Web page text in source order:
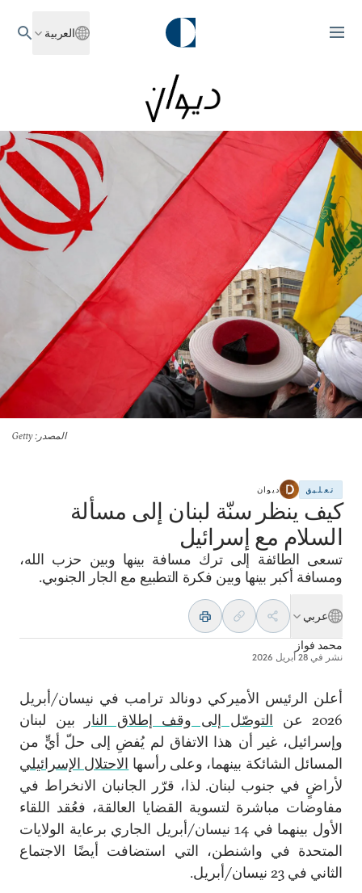
العربية
المصدر : Getty
تعليق ديوان
كيف ينظر سنّة لبنان إلى مسألة
السلام مع إسرائيل
تسعى الطائفة إلى ترك مسافة بينها وبين حزب الله،
ومسافة أكبر بينها وبين فكرة التطبيع مع الجار الجنوبي.
عربي
محمد فواز
نشر في 28 أبريل 2026
أعلن الرئيس الأميركي دونالد ترامب في نيسان/أبريل
2026 عن
التوصّل إلى وقف إطلاق النار
بين لبنان
وإسرائيل، غير أن هذا الاتفاق لم يُفضِ إلى حلّ أيٍّ من
المسائل الشائكة بينهما، وعلى رأسها الاحتلال الإسرائيلي
لأراضٍ في جنوب لبنان. لذا، قرّر الجانبان الانخراط في
مفاوضات مباشرة لتسوية القضايا العالقة، فعُقد اللقاء
الأول بينهما في 14 نيسان/أبريل الجاري برعاية الولايات
المتحدة في واشنطن، التي استضافت أيضًا الاجتماع
الثاني في 23 نيسان/أبريل.